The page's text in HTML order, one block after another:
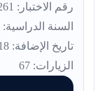
رقم الاختبار: 261
السنة الدراسية: 2025/2026
تاريخ الإضافة: 18-05-2026
الزيارات: 67